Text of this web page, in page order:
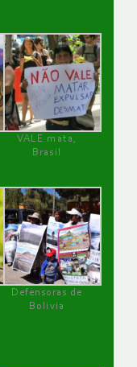
VALE mata,
Brasil
Defensoras de
Bolivia